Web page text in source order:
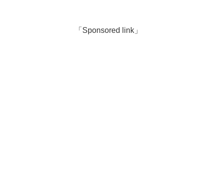
「Sponsored link」